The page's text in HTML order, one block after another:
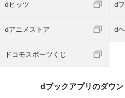
dヒッツ d
dアニメストア d
ドコモスポーツくじ
dブックアプリのダウ